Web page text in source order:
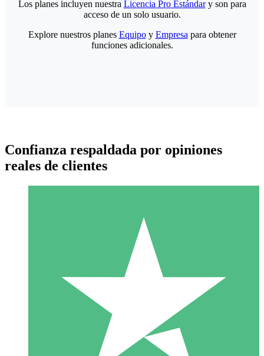
Paquetes de Créditos Individuales
Paga según el uso con créditos de descarga. Sin compromiso
10 00
Los planes incluyen nuestra Licencia Pro Estándary son para
acceso de un solo usuario.
Explore nuestros planes Equipoy Empresa para obtener
funciones adicionales.
Confianza respaldada por opiniones
reales de clientes